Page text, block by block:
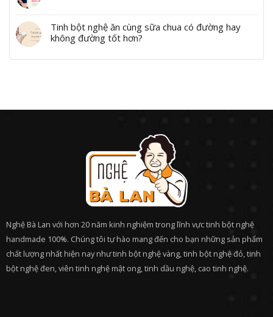
Tinh bột nghệ ăn cùng sữa chua có đường hay
không đường tốt hơn?
Nghệ Bà Lan với hơn 20 năm kinh nghiệm trong lĩnh vực tinh bột nghệ
handmade 100%. Chúng tôi tự hào mang đến cho bạn những sản phẩm
chất lượng nhất hiện nay như tinh bột nghệ vàng, tinh bột nghệ đỏ, tinh
bột nghệ đen, viên tinh nghệ mật ong, tinh dầu nghệ, cao tinh nghệ.